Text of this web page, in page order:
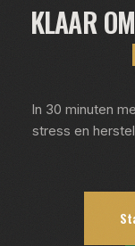
KLAAR
In 30 minuten
stress en